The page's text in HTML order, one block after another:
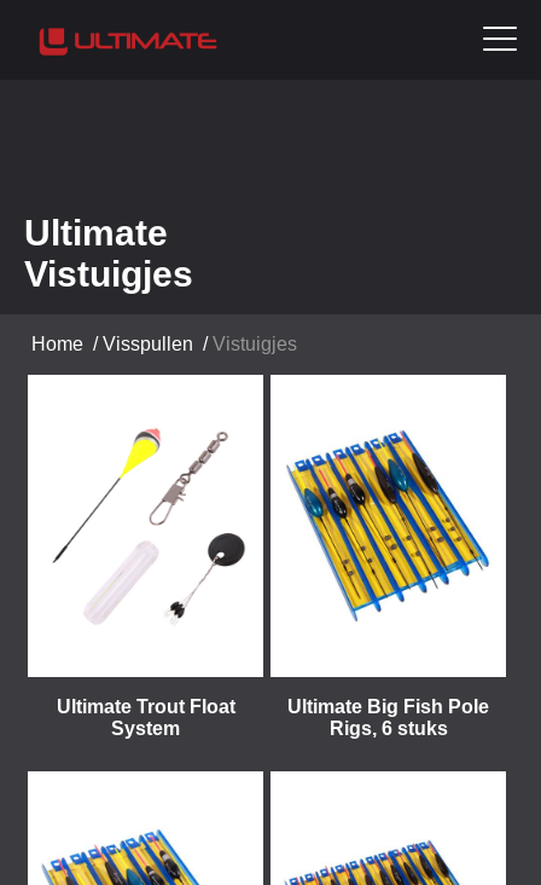
Ultimate
Vistuigjes
Home /Visspullen /Vistuigjes
Ultimate Trout Float
System
Ultimate Big Fish Pole
Rigs, 6 stuks